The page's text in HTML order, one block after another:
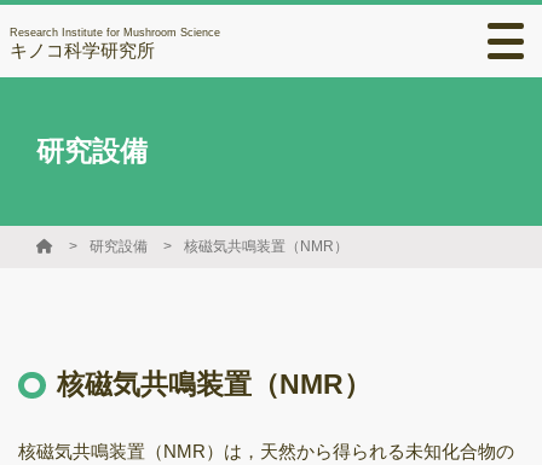
Research Institute for Mushroom Science
キノコ科学研究所
研究設備
研究設備 核磁気共鳴装置（NMR）
核磁気共鳴装置（NMR）
核磁気共鳴装置（NMR）は，天然から得られる未知化合物の